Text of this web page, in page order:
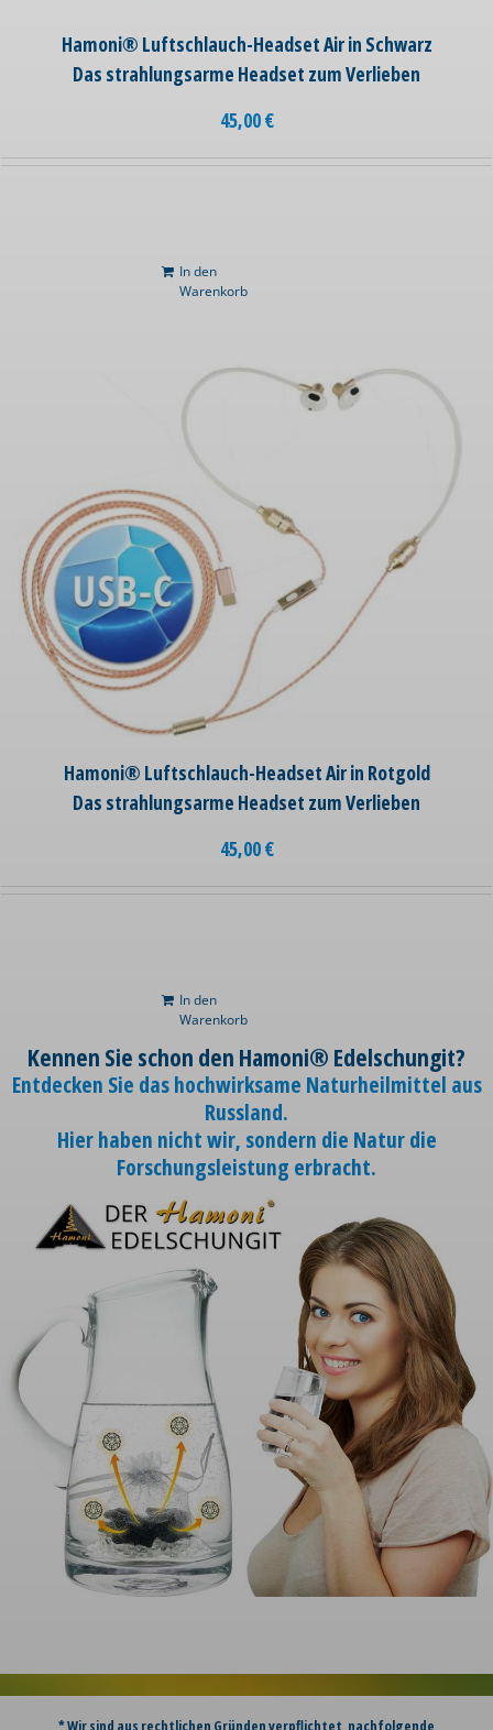
Hamoni® Luftschlauch-Headset Air in Schwarz
Das strahlungsarme Headset zum Verlieben
45,00€
In den
Warenkorb
Hamoni® Luftschlauch-Headset Air in Rotgold
Das strahlungsarme Headset zum Verlieben
45,00€
In den
Warenkorb
Kennen Sie schon den Hamoni® Edelschungit?
Entdecken Sie das hochwirksame Naturheilmittel aus
Russland.
Hier haben nicht wir, sondern die Natur die
Forschungsleistung erbracht.
* Wir sind aus rechtlichen Gründen verpflichtet, nachfolgende